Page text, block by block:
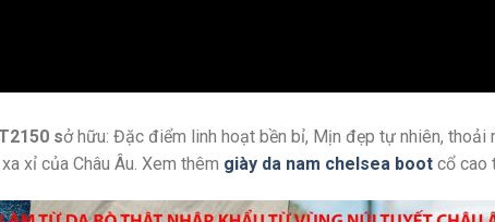
sở hữu: Đặc điểm linh hoạt bền bỉ, Mịn đẹp tự nhiên, thoải
xỉ của Châu Âu. Xem thêm giày da nam chelsea boot cổ cao